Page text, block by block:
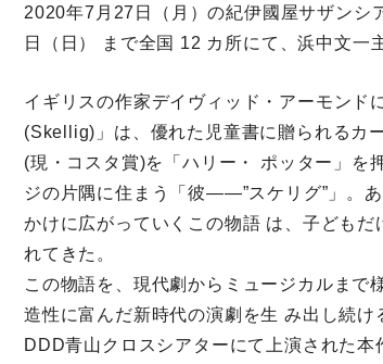
2020年7月27日（月）の紀伊國屋サザン
日（日） まで全国 12 カ所にて、浜中文一
イギリスの作家デイヴィッド・アーモン
(Skellig)」は、優れた児童書に贈られるカ
(現・コスタ賞)を「ハリー・ ポッター」を
ジの片隅に住まう「彼――”スケリグ”」。
かけに広がっていくこの物語 は、子ども
れてきた。
この物語を、現代劇からミュージカルまで
造性に富んだ新時代の演劇を生 み出し続
DDD青山クロスシアターにて上演された